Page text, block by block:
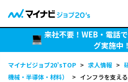
来社不要！WEB・電話
グ実施中！
マイナビジョブ20’sTOP > 求人情報 >
機械・半導体・材料）
> インフラを支え